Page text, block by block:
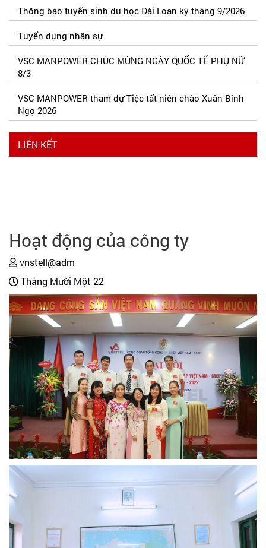
Thông báo tuyển sinh du học Đài Loan kỳ tháng 9/2026
Tuyển dụng nhân sự
VSC MANPOWER CHÚC MỪNG NGÀY QUỐC TẾ PHỤ NỮ
8/3
VSC MANPOWER tham dự Tiệc tất niên chào Xuân Bính
Ngọ 2026
LIÊN KẾT
Hoạt động của công ty
vnstell@adm
Tháng Mười Một 22